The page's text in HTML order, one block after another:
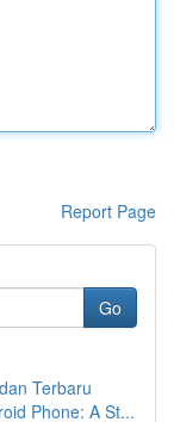
Report Page
Go
Terbaru
Phone: A St...